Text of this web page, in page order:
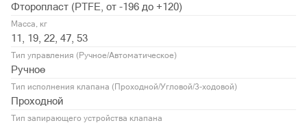
Фторопласт (PTFE, от -196 до +120)
Масса, кг
11, 19, 22, 47, 53
Тип управления (Ручное/Автоматическое)
Ручное
Тип исполнения клапана (Проходной/Угловой/3-ходовой)
Проходной
Тип запирающего устройства клапана